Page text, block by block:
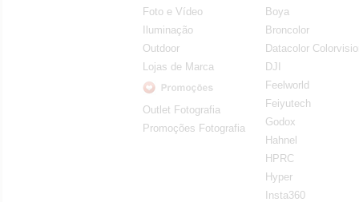
Foto e Vídeo
Iluminação
Outdoor
Lojas de Marca
Outlet Fotografia
Promoções Fotografia
Boya
Broncolor
Datacolor
DJI
Feelworld
Feiyutech
Godox
Hahnel
HPRC
Hyper
Insta360